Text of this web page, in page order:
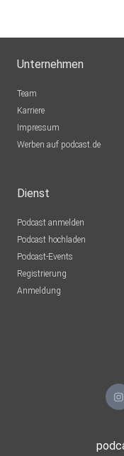
Unternehmen
Team
Karriere
Impressum
Werben auf podcast.de
Dienst
Podcast anmelden
Podcast hochladen
Podcast-Events
Registrierung
Anmeldung